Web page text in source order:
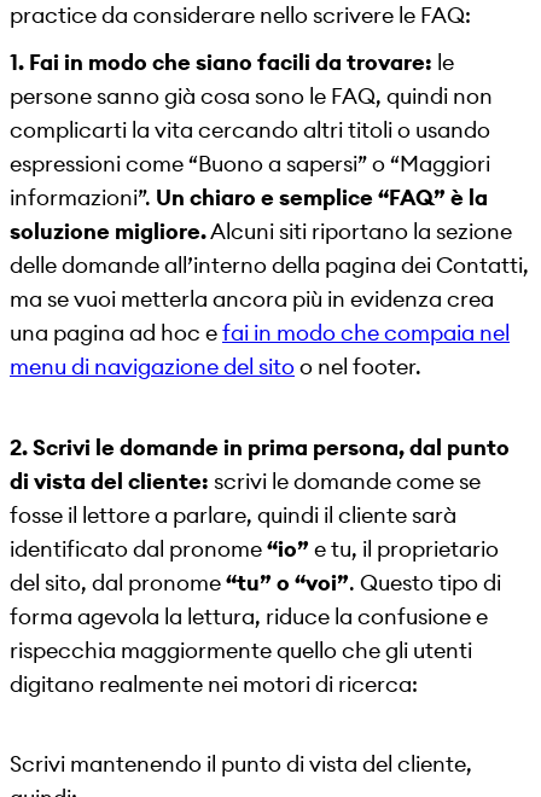
practice da considerare nello scrivere le FAQ:
1. Fai in modo che siano facili da trovare: le
persone sanno già cosa sono le FAQ, quindi non
complicarti la vita cercando altri titoli o usando
espressioni come “Buono a sapersi” o “Maggiori
informazioni”. Un chiaro e semplice “FAQ” è la
soluzione migliore.Alcuni siti riportano la sezione
delle domande all’interno della pagina dei Contatti,
ma se vuoi metterla ancora più in evidenza crea
una pagina ad hoc efai in modo che compaia nel
menu di navigazione del sitoo nel footer.
2. Scrivi le domande in prima persona, dal punto
di vista del cliente: scrivi le domande come se
fosse il lettore a parlare, quindi il cliente sarà
identificato dal pronome“io” e tu, il proprietario
del sito, dal pronome“tu” o “voi”. Questo tipo di
forma agevola la lettura, riduce la confusione e
rispecchia maggiormente quello che gli utenti
digitano realmente nei motori di ricerca:
Scrivi mantenendo il punto di vista del cliente,